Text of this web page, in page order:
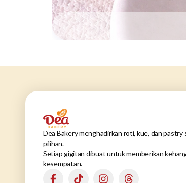
Dea Bakery menghadirkan roti, kue, dan
pilihan.
Setiap gigitan dibuat untuk memberikan
kesempatan.